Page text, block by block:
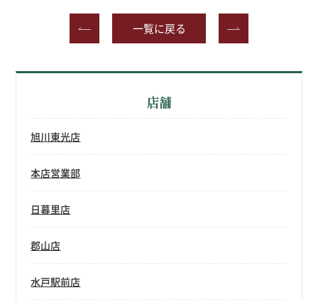
一覧に戻る
店舗
旭川東光店
本店営業部
日暮里店
郡山店
水戸駅前店